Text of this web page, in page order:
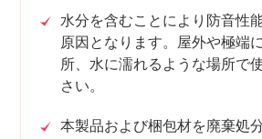
水分を含むことにより防音性
原因となります。屋外や極端
所、水に濡れるような場所で
さい。
本製品および梱包材を廃棄処